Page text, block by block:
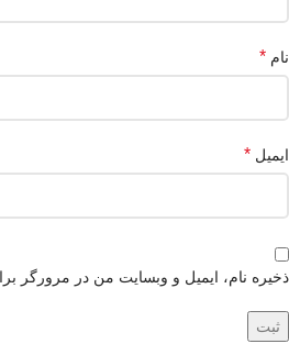
نام *
ایمیل *
ذخیره نام، ایمیل و وبسایت من در مرورگر